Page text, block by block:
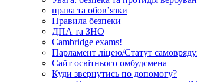
права та обов’язки
Правила безпеки
ДПА та ЗНО
Cambridge exams!
Парламент ліцею/Статут
Сайт освітнього омбудсмена
Куди звернутись по допомогу?